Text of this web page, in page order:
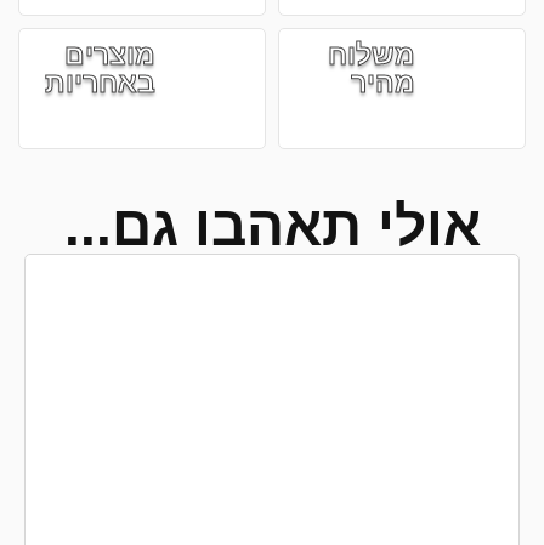
משלוח
מהיר
מוצרים
באחריות
אולי תאהבו גם...